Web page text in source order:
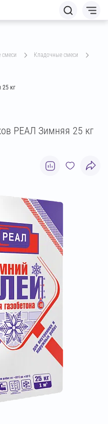
смеси кладочные смеси
кг
РЕАЛ Зимняя 25 кг